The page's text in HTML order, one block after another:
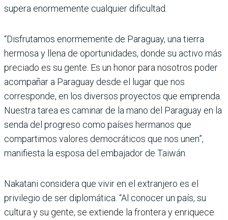
supera enormemente cualquier dificultad.
“Disfrutamos enormemente de Paraguay, una tierra
hermosa y llena de oportunidades, donde su activo más
preciado es su gente. Es un honor para nosotros poder
acompañar a Paraguay desde el lugar que nos
corresponde, en los diversos proyectos que emprenda.
Nuestra tarea es caminar de la mano del Paraguay en la
senda del progreso como países hermanos que
compartimos valores democráticos que nos unen”,
manifiesta la esposa del embajador de Taiwán.
Nakatani considera que vivir en el extranjero es el
privilegio de ser diplomática. “Al conocer un país, su
cultura y su gente, se extiende la frontera y enriquece